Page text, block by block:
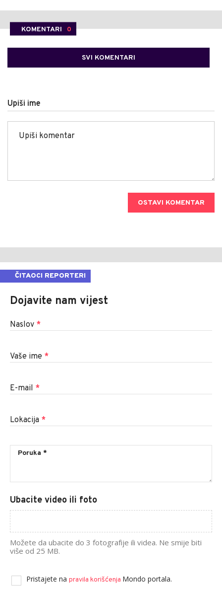
KOMENTARI 0
SVI KOMENTARI
Upiši ime
OSTAVI KOMENTAR
ČITAOCI REPORTERI
Dojavite nam vijest
Naslov *
Vaše ime *
E-mail *
Lokacija *
Ubacite video ili foto
Možete da ubacite do 3 fotografije ili videa. Ne smije biti
više od 25 MB.
Pristajete na pravila korišćenja Mondo portala.